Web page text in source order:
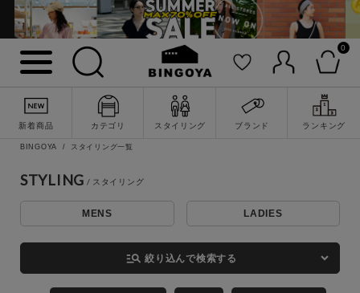
0
新着商品 カテゴリ スタイリング ブランド ランキング
詳細検索
BINGOYA スタイリング一覧
STYLING
MENS LADIES
manage_search 絞り込んで検索する